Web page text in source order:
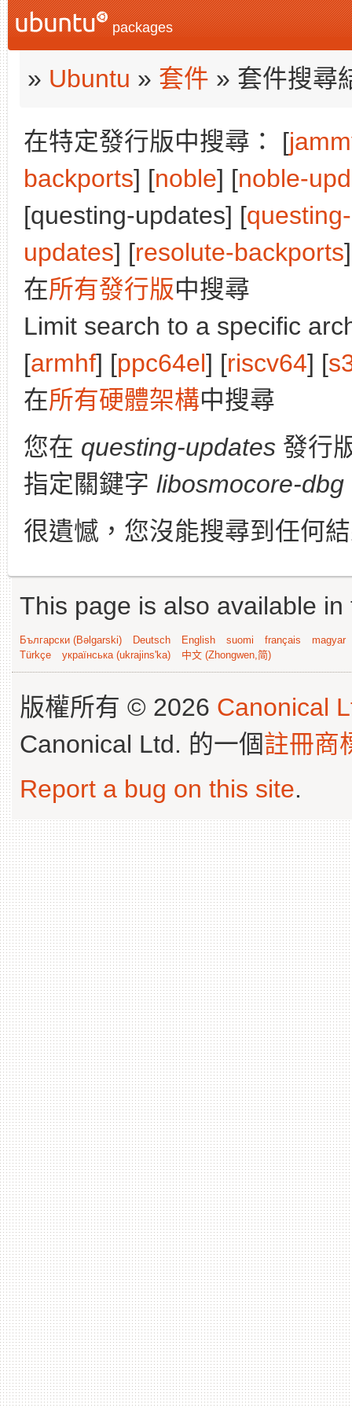
packages
» Ubuntu » 套件 » 套件搜尋
在特定發行版中搜尋： [
backports] [noble] [noble-
[questing-updates] [
updates] [resolute-backports
在所有發行版中搜尋
Limit search to a specific
[armhf] [ppc64el] [riscv64] [
在所有硬體架構中搜尋
您在 questing-updates 發行
指定關鍵字 libosmocore-dbg
很遺憾，您沒能搜尋到任何
This page is also available
Български (Bəlgarski) Deutsch English suomi français
magyar
Türkçe
українська (ukrajins'ka) 中文 (Zhongwen,简)
版權所有 © 2026 Canonical
Canonical Ltd. 的一個註冊商
Report a bug on this site.